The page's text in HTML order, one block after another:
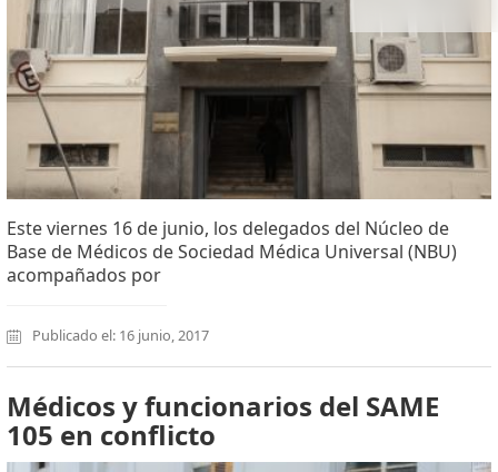
Este viernes 16 de junio, los delegados del Núcleo de
Base de Médicos de Sociedad Médica Universal (NBU)
acompañados por
Publicado el: 16 junio, 2017
Médicos y funcionarios del SAME
105 en conflicto